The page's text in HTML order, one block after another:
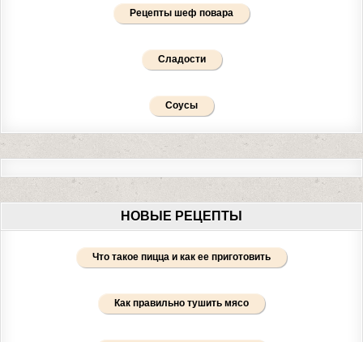
Рецепты шеф повара
Сладости
Соусы
НОВЫЕ РЕЦЕПТЫ
Что такое пицца и как ее приготовить
Как правильно тушить мясо